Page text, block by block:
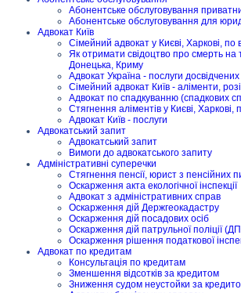
Абонентське обслуговування
Абонентське обслуговування для
Адвокат Київ
Сімейний адвокат у Києві, Харкові, по
Як отримати свідоцтво про смерть на
Донецька, Криму
Адвокат Україна - послуги досвідчених
Сімейний адвокат Київ - аліменти,
Адвокат по спадкуванню (спадкових
Стягнення аліментів у Києві, Харкові,
Адвокат Київ - послуги
Адвокатський запит
Адвокатський запит
Вимоги до адвокатського запиту
Адміністративні суперечки
Стягнення пенсії, юрист з пенсійних
Оскарження акта екологічної інспекції
Адвокат з адміністративних справ
Оскарження дій Держгеокадастру
Оскарження дій посадових осіб
Оскарження дій патрульної поліції
Оскарження рішення податкової
Адвокат по кредитам
Консультація по кредитам
Зменшення відсотків за кредитом
Зниження судом неустойки за